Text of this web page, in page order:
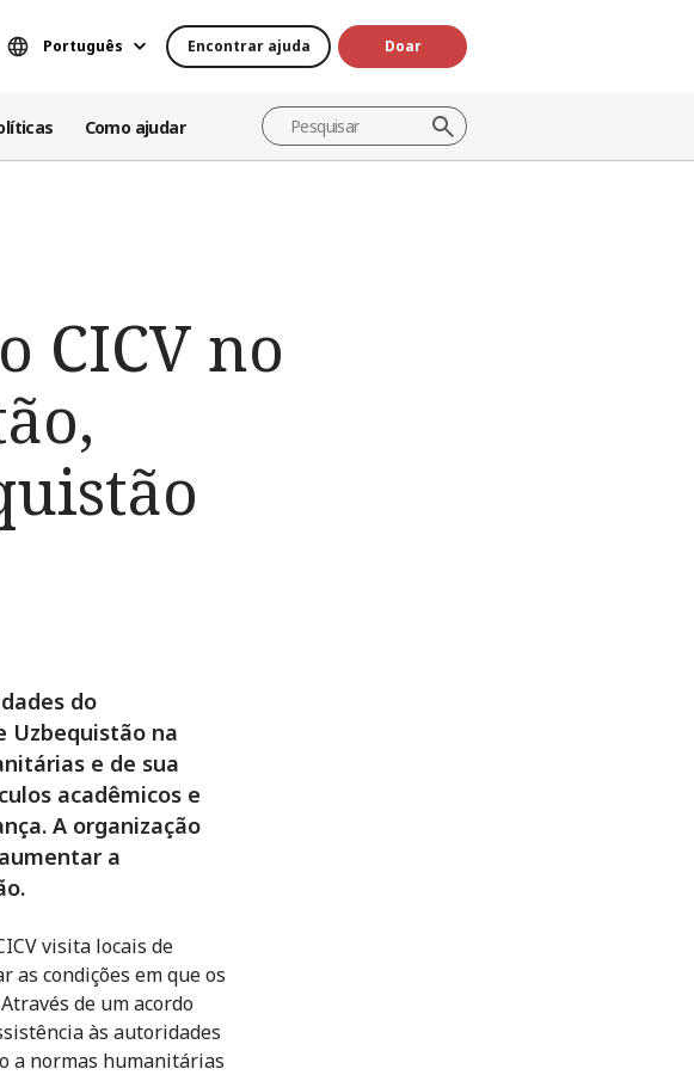
Português Encontrar ajuda Doar
Como ajudar
CICV no
do
Uzbequistão na
e de sua
acadêmicos e
A organização
a
visita locais de
as condições em que os
de um acordo
às autoridades
a normas humanitárias